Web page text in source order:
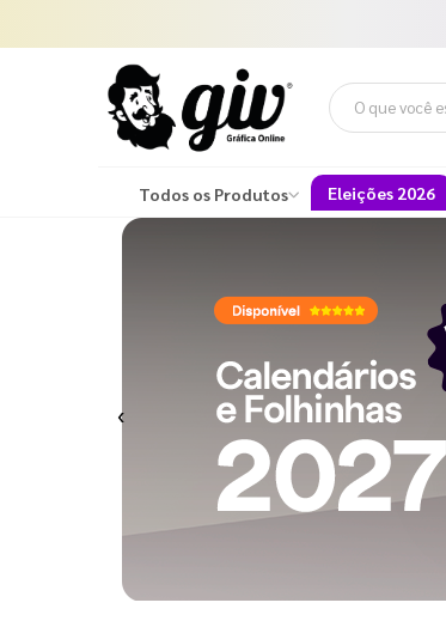
Todos os Produtos Eleições 2026
Previous